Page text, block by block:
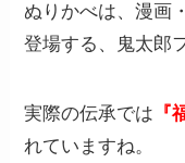
ぬりかべは、漫画
登場する、鬼太郎
実際の伝承では 『
れていますね。